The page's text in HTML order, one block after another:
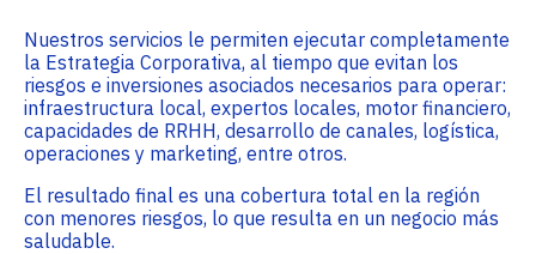
Nuestros servicios le permiten ejecutar completamente
la Estrategia Corporativa, al tiempo que evitan los
riesgos e inversiones asociados necesarios para operar:
infraestructura local, expertos locales, motor financiero,
capacidades de RRHH, desarrollo de canales, logística,
operaciones y marketing, entre otros.
El resultado final es una cobertura total en la región
con menores riesgos, lo que resulta en un negocio más
saludable.